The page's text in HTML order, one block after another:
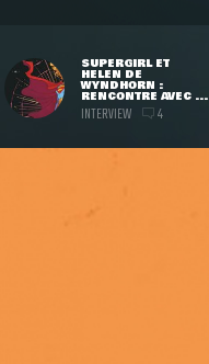
SUPERGIRL ET
HELEN DE
WYNDHORN :
RENCONTRE AVEC ...
INTERVIEW 4